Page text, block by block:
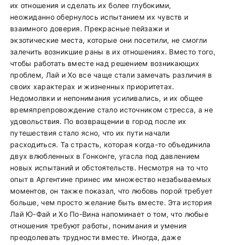
их отношения и сделать их более глубокими,
неожиданно обернулось испытанием их чувств и
взаимного доверия. Прекрасные пейзажи и
экзотические места, которые они посетили, не смогли
залечить возникшие раны в их отношениях. Вместо того,
чтобы работать вместе над решением возникающих
проблем, Лай и Хо все чаще стали замечать различия в
своих характерах и жизненных приоритетах.
Недомолвки и непонимания усиливались, и их общее
времяпрепровождение стало источником стресса, а не
удовольствия. По возвращении в город после их
путешествия стало ясно, что их пути начали
расходиться. Та страсть, которая когда-то объединила
двух влюбленных в Гонконге, угасла под давлением
новых испытаний и обстоятельств. Несмотря на то что
опыт в Аргентине принес им множество незабываемых
моментов, он также показал, что любовь порой требует
больше, чем просто желание быть вместе. Эта история
Лай Ю-Фай и Хо По-Вина напоминает о том, что любые
отношения требуют работы, понимания и умения
преодолевать трудности вместе. Иногда, даже